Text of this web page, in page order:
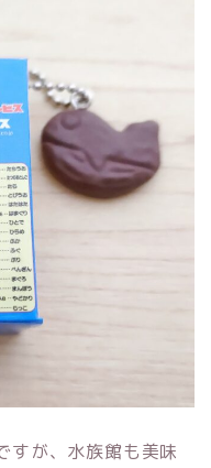
すが、水族館も美味